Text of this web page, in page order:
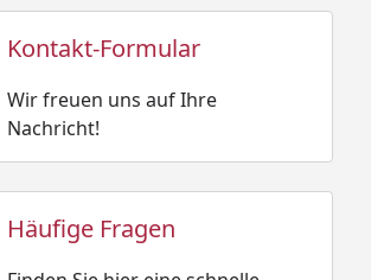
Kontakt-Formular
Wir freuen uns auf Ihre
Nachricht!
Häufige Fragen